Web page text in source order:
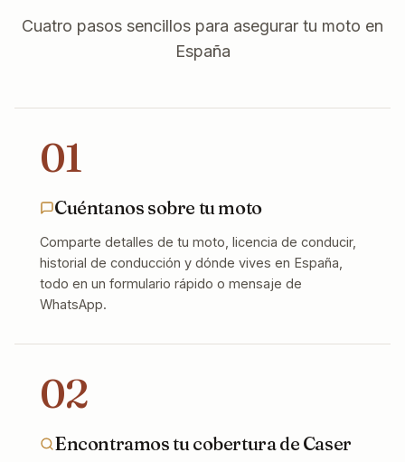
Cuatro pasos sencillos para asegurar tu moto en
España
01
Cuéntanos sobre tu moto
Comparte detalles de tu moto, licencia de conducir,
historial de conducción y dónde vives en España,
todo en un formulario rápido o mensaje de
WhatsApp.
02
Encontramos tu cobertura de Caser